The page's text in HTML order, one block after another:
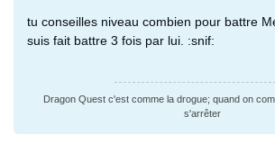
tu conseilles niveau combien pour battre
suis fait battre 3 fois par lui. :snif:
Dragon Quest c'est comme la drogue; quand on
s'arrêter